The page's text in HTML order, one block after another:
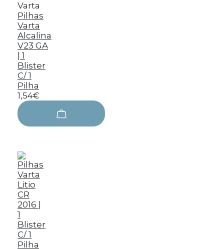
Varta
Pilhas
Varta
Alcalina
V23 GA
| 1
Blister
C/ 1
Pilha
1,54€